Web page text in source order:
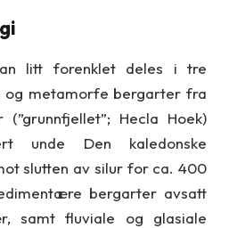
litt forenklet deles i tre
og metamorfe bergarter fra
Hecla Hoek)
unde Den kaledonske
slutten av silur for ca. 400
bergarter avsatt
samt fluviale og glasiale